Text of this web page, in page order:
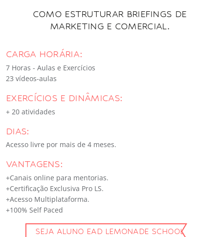
COMO ESTRUTURAR BRIEFINGS DE
MARKETING E COMERCIAL.
SEJA ALUNO EAD LEMONADE SCHOOL
CARGA HORÁRIA:
7 Horas - Aulas e Exercícios
23 vídeos-aulas
EXERCÍCIOS E DINÂMICAS:
+ 20 atividades
DIAS:
Acesso livre por mais de 4 meses.
VANTAGENS:
+Canais online para mentorias.
+Certificação Exclusiva Pro LS.
+Acesso Multiplataforma.
+100% Self Paced